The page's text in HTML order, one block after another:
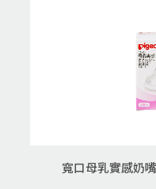
寬口母乳實感奶